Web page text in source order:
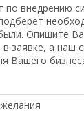
по внедрению
Опишите
заявке, а наш
Вашего